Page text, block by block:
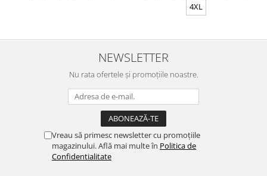
4XL
NEWSLETTER
Nu rata ofertele și promoțiile noastre.
Vreau să primesc newsletter cu promoțiile
magazinului. Află mai multe în Politica de
Confidentialitate